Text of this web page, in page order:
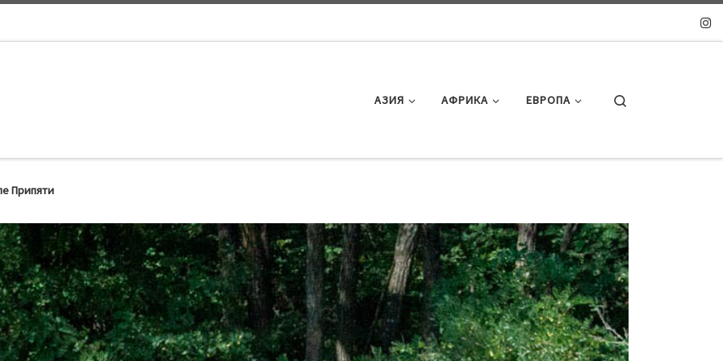
АЗИЯ АФРИКА ЕВРОПА
Припяти